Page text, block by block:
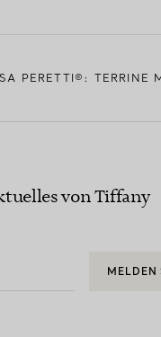
PERETTI®: TERRINE
von Tiffany
MELDEN